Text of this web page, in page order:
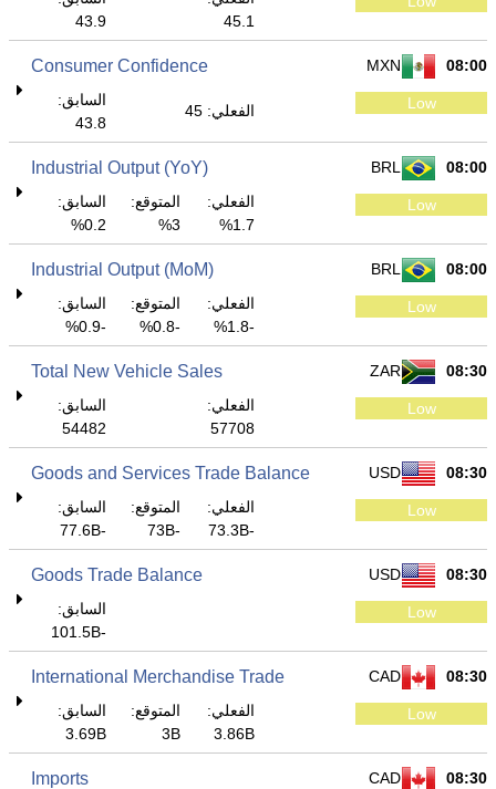
45.1
43.9
08:00
MXN
Consumer Confidence
Low الفعلي: 45
السابق:
43.8
08:00
BRL
Industrial Output (YoY)
Low
الفعلي:
1.7%
المتوقع:
3%
السابق:
0.2%
08:00
BRL
Industrial Output (MoM)
Low
الفعلي:
-1.8%
المتوقع:
-0.8%
السابق:
-0.9%
08:30
ZAR
Total New Vehicle Sales
Low
الفعلي:
57708
السابق:
54482
08:30
USD
Goods and Services Trade Balance
Low
الفعلي:
-73.3B
المتوقع:
-73B
السابق:
-77.6B
08:30
USD
Goods Trade Balance
Low
السابق:
-101.5B
08:30
CAD
International Merchandise Trade
Low
الفعلي:
3.86B
المتوقع:
3B
السابق:
3.69B
08:30
CAD
Imports